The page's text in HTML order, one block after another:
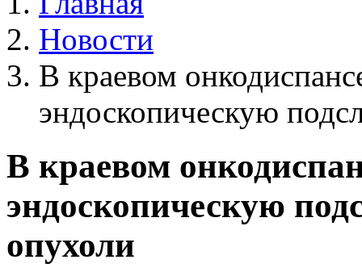
Новости
В краевом
эндоскопическую
В краевом
эндоскопическую
опухоли